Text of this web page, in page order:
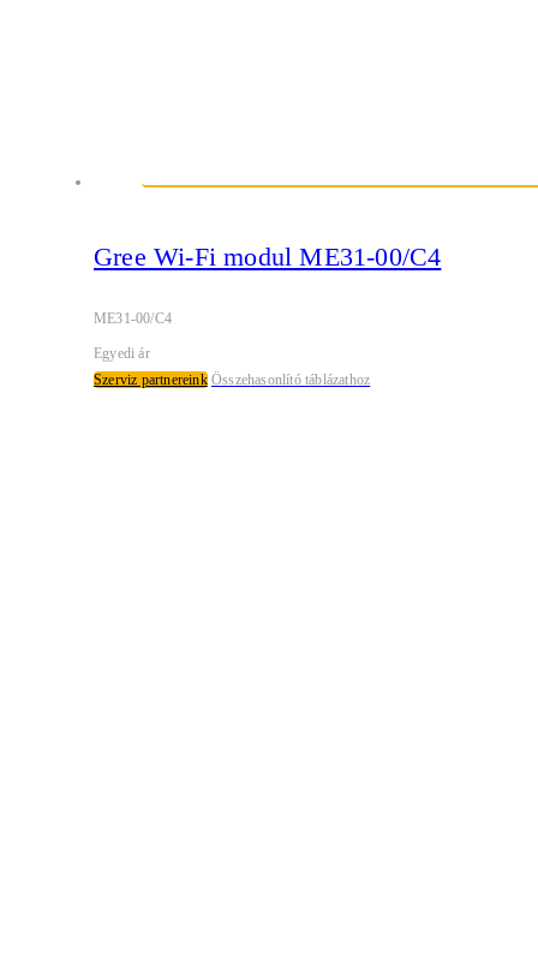
Gree Wi-Fi modul ME31-00/C4
ME31-00/C4
Egyedi ár
Szerviz partnereink Összehasonlító táblázathoz